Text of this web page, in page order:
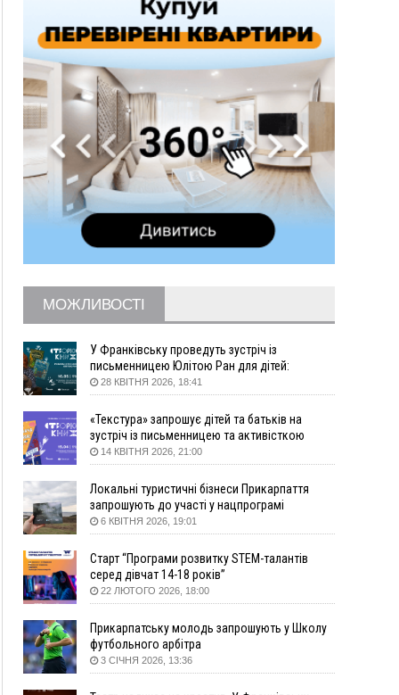
Понад 9 тис. прикарпатських вступників
отримали рекомендації до зарахування на
бакалаврат у ВНЗ
15:28
Кілька вулиць у Долині тимчасово залишаться
без газу
15:02
ФОТО У Старуні відбулася Патріарша проща
14:35
Не знає англійську на достатньому рівні.
Франківець Лев Кишакевич не зможе стати
суддею Міжнародного кримінального суду
14:14
У Ворохті проведуть Кубок ФЛСУ зі стрибків
на лижах, пам'яті оборонця Богдана Бухонка
ФОТО
На Калущині розшукали чоловіка, який
три дні блукав у лісі
13:14
Боднар розповів про реакцію влади Польщі
на атаки на українців та про зміни після 23
серпня
12:31
ВІДЕО "Едельвейси" щемливо привітали рідну
Коломию з Днем міста
11:55
Вчора у Франківську, Коломиї, Долині та
Яремче зафіксували рекордну спеку
хлопчика: суд призначив штраф і 30 тисяч
компенсації
11:17
У басейні Дністра встановилася гідрологічна
посуха - рівні води наблизилися до найнижчих
показників
11:09
У Бурштині поблизу АЗС сталася масова бійка,
поліція з'ясовує обставини
10:30
ФОП із Житомира після купівлі права
вимоги за 120 тисяч позивається до
Франківська на понад 20 млн грн
08:52
У горах біля Осмолоди за допомогою БПЛА
розшукали двох жінок, які заблукали під час
збирання ягід
05 Серпня
МОЖЛИВОСТІ
У Франківську проведуть зустріч із
письменницею Юлітою Ран для дітей:
говоритимуть про серію книг про Мавку
28 КВІТНЯ 2026, 18:41
«Текстура» запрошує дітей та батьків на
зустріч із письменницею та активісткою
Анною Повх
14 КВІТНЯ 2026, 21:00
Локальні туристичні бізнеси Прикарпаття
запрошують до участі у нацпрограмі
«Подорож до себе»
6 КВІТНЯ 2026, 19:01
Старт “Програми розвитку STEM-талантів
серед дівчат 14-18 років”
22 ЛЮТОГО 2026, 18:00
Прикарпатську молодь запрошують у Школу
футбольного арбітра
3 СІЧНЯ 2026, 13:36